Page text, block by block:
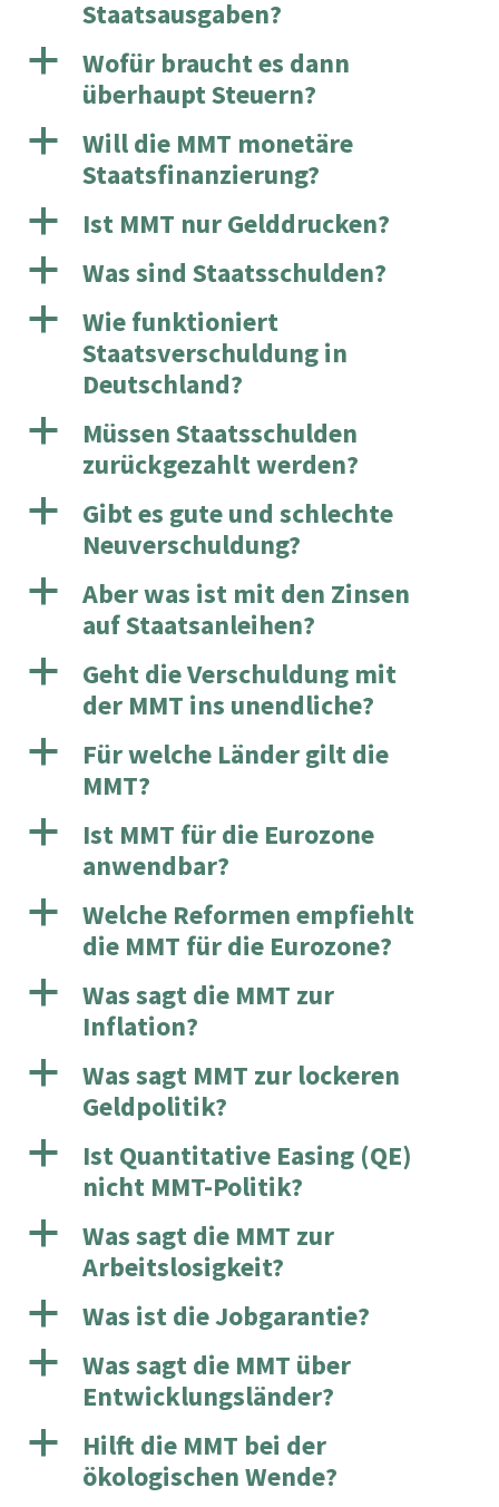
Staatsausgaben?
a
Wofür braucht es dann
überhaupt Steuern?
a
Will die MMT monetäre
Staatsfinanzierung?
a Ist MMT nur Gelddrucken?
a Was sind Staatsschulden?
a
Wie funktioniert
Staatsverschuldung in
Deutschland?
a
Müssen Staatsschulden
zurückgezahlt werden?
a
Gibt es gute und schlechte
Neuverschuldung?
a
Aber was ist mit den Zinsen
auf Staatsanleihen?
a
Geht die Verschuldung mit
der MMT ins unendliche?
a
Für welche Länder gilt die
MMT?
a
Ist MMT für die Eurozone
anwendbar?
a
Welche Reformen empfiehlt
die MMT für die Eurozone?
a
Was sagt die MMT zur
Inflation?
a
Was sagt MMT zur lockeren
Geldpolitik?
a
Ist Quantitative Easing (QE)
nicht MMT-Politik?
a
Was sagt die MMT zur
Arbeitslosigkeit?
a Was ist die Jobgarantie?
a
Was sagt die MMT über
Entwicklungsländer?
a
Hilft die MMT bei der
ökologischen Wende?